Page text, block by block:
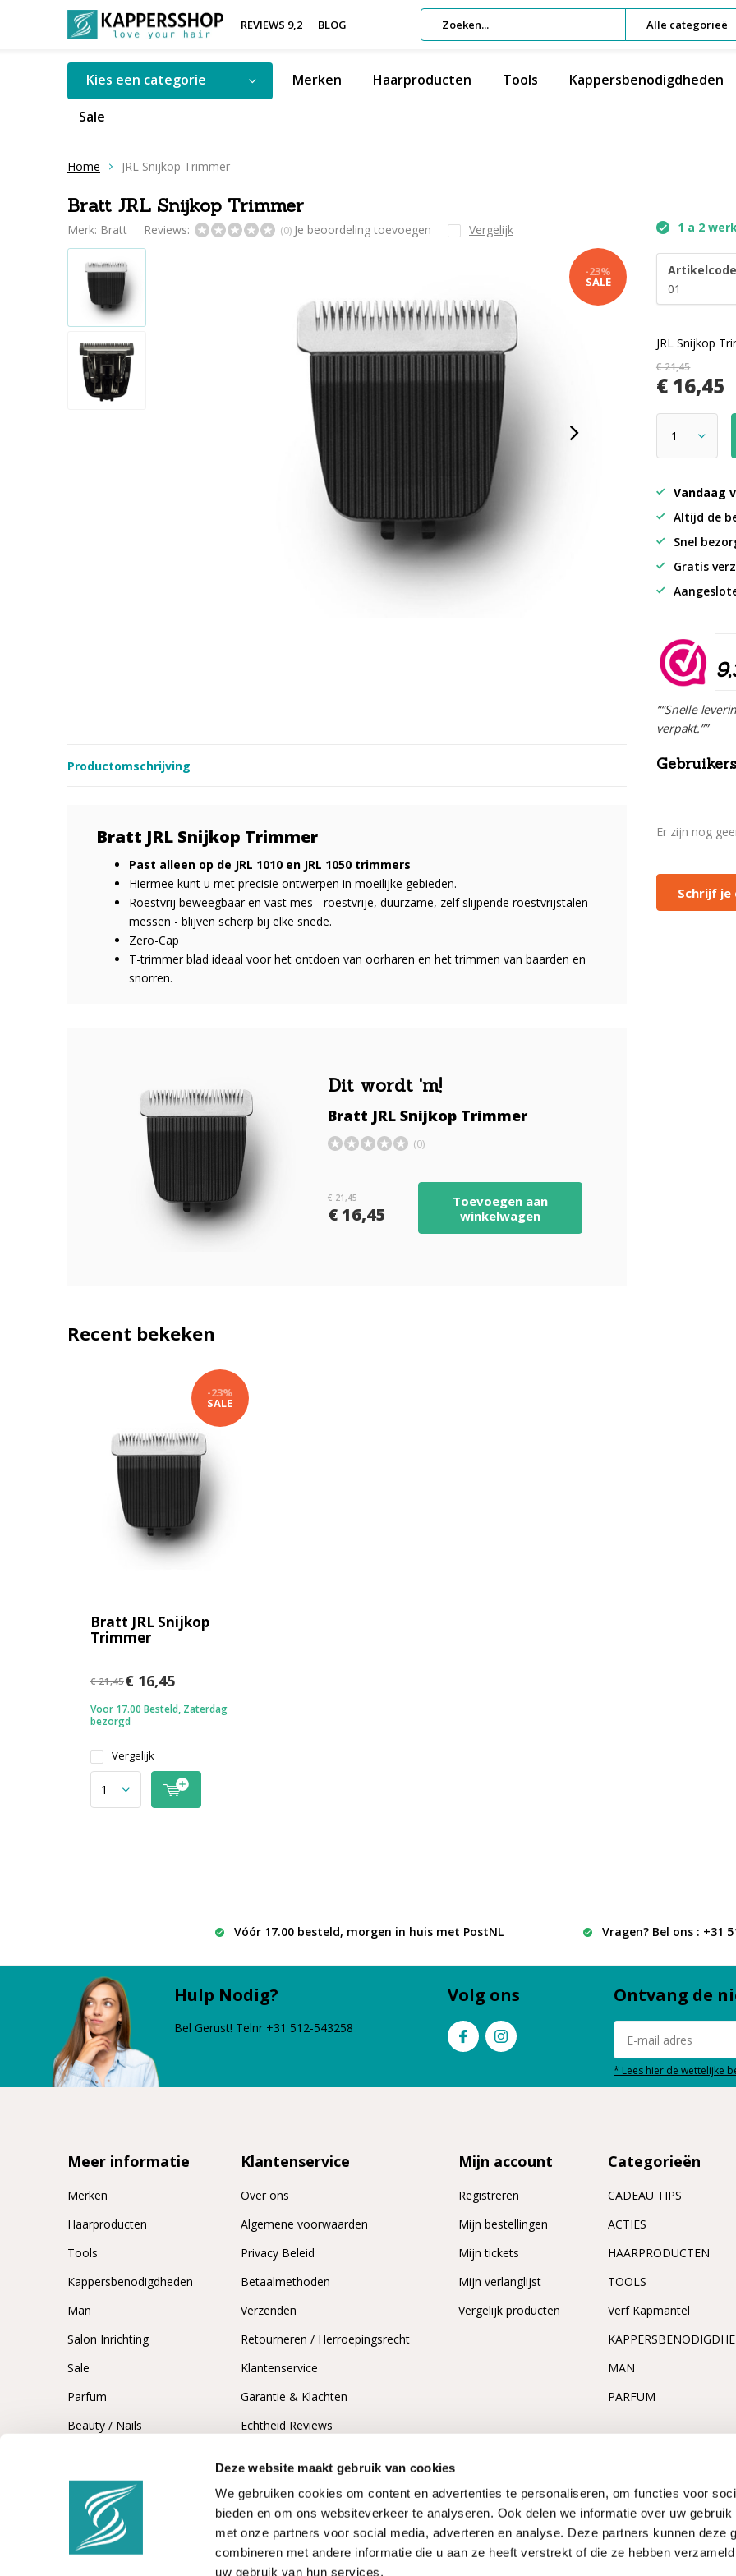
Deze website maakt gebruik van cookies
We gebruiken cookies om content en advertenties te personaliseren, om functies voor
bieden en om ons websiteverkeer te analyseren. Ook delen we informatie over uw
met onze partners voor social media, adverteren en analyse. Deze partners kunnen deze
combineren met andere informatie die u aan ze heeft verstrekt of die ze hebben
uw gebruik van hun services.
REVIEWS 9,2 BLOG Alle categorieën
Kies een categorie Merken Haarproducten Tools Kappersbenodigdheden
Sale
Home JRL Snijkop Trimmer
Bratt JRL Snijkop Trimmer
Merk: Bratt Reviews: (0) Je beoordeling toevoegen Vergelijk
-23%
SALE
1 a 2
01
JRL Snijkop
€ 21,45
€ 16,45
Vandaag
Altijd de
Snel
Gratis
““Snelle
verpakt.””
Productomschrijving
Bratt JRL Snijkop Trimmer
Past alleen op de JRL 1010 en JRL 1050 trimmers
Hiermee kunt u met precisie ontwerpen in moeilijke gebieden.
Roestvrij beweegbaar en vast mes - roestvrije, duurzame, zelf slijpende roestvrijstalen
messen - blijven scherp bij elke snede.
Zero-Cap
T-trimmer blad ideaal voor het ontdoen van oorharen en het trimmen van baarden en
snorren.
Dit wordt 'm!
Bratt JRL Snijkop Trimmer
(0)
€ 21,45
€ 16,45
Toevoegen aan
winkelwagen
Er zijn nog
Schrijf
Recent bekeken
Bratt JRL Snijkop
Trimmer
-23%
SALE
€ 21,45€ 16,45
Voor 17.00 Besteld, Zaterdag
bezorgd
Vergelijk
Vóór 17.00 besteld, morgen in huis met PostNL Vragen? Bel ons : +31
Hulp Nodig?
Bel Gerust! Telnr +31 512-543258
Volg ons Ontvang de
* Lees hier de wettelijke
Meer informatie
Merken
Haarproducten
Tools
Kappersbenodigdheden
Man
Salon Inrichting
Sale
Parfum
Beauty / Nails
Klantenservice
Over ons
Algemene voorwaarden
Privacy Beleid
Betaalmethoden
Verzenden
Retourneren / Herroepingsrecht
Klantenservice
Garantie & Klachten
Echtheid Reviews
Mijn account
Registreren
Mijn bestellingen
Mijn tickets
Mijn verlanglijst
Vergelijk producten
Categorieën
CADEAU TIPS
ACTIES
HAARPRODUCTEN
TOOLS
Verf Kapmantel
MAN
PARFUM